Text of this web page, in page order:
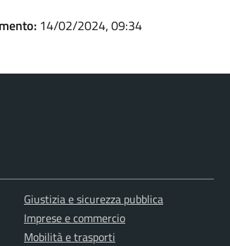
14/02/2024, 09:34
Giustizia e sicurezza pubblica
Imprese e commercio
Mobilità e trasporti